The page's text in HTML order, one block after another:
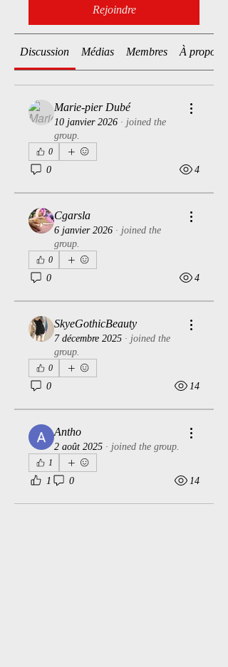
Rejoindre
Discussion Médias Membres À propos
Marie-pier Dubé
10 janvier 2026 · joined the
group.
0
0 4
Cgarsla
6 janvier 2026 · joined the
group.
0
0 4
SkyeGothicBeauty
7 décembre 2025 · joined the
group.
0
0 14
Antho
2 août 2025 · joined the group.
1
1 0 14